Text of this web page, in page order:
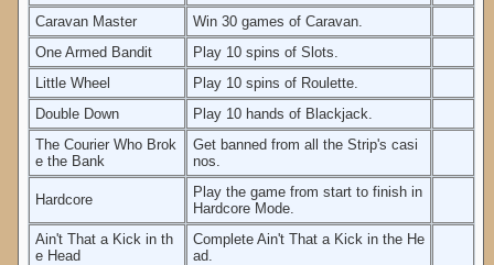
Caravan Master
Win 30 games of Caravan.
One Armed Bandit
Play 10 spins of Slots.
Little Wheel
Play 10 spins of Roulette.
Double Down
Play 10 hands of Blackjack.
The Courier Who Brok
e the Bank
Get banned from all the Strip's casi
nos.
Hardcore
Play the game from start to finish in
Hardcore Mode.
Ain't That a Kick in th
e Head
Complete Ain't That a Kick in the He
ad.